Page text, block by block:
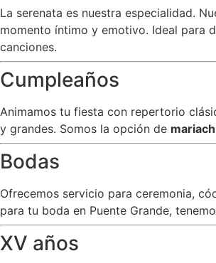
La serenata es nuestra especialidad.
momento íntimo y emotivo. Ideal para
canciones.
Cumpleaños
Animamos tu fiesta con repertorio
y grandes. Somos la opción de
Bodas
Ofrecemos servicio para ceremonia,
para tu boda en Puente Grande,
XV años